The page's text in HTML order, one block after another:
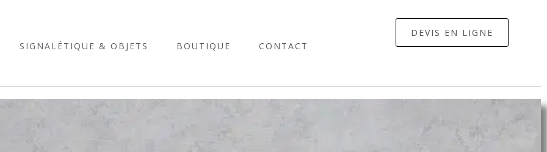
SIGNALÉTIQUE & OBJETS BOUTIQUE CONTACT
DEVIS EN LIGNE